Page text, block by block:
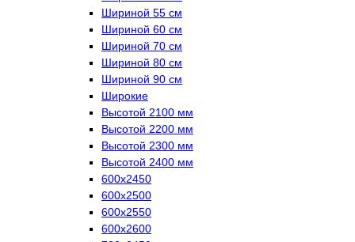
Шириной 55 см
Шириной 60 см
Шириной 70 см
Шириной 80 см
Шириной 90 см
Широкие
Высотой 2100 мм
Высотой 2200 мм
Высотой 2300 мм
Высотой 2400 мм
600х2450
600х2500
600х2550
600х2600